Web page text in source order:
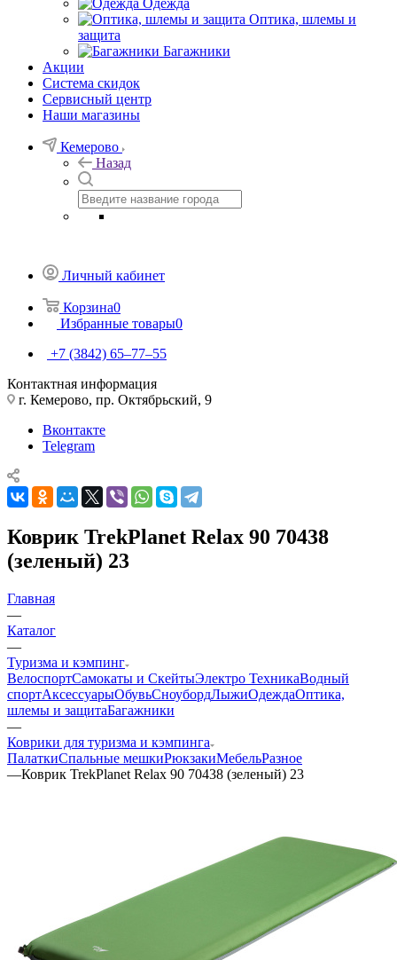
Одежда
Оптика, шлемы и
защита
Багажники
Акции
Система скидок
Сервисный центр
Наши магазины
Кемерово
Назад
Личный кабинет
Корзина0
Избранные товары0
+7 (3842) 65–77–55
Контактная информация
г. Кемерово, пр. Октябрьский, 9
Вконтакте
Telegram
Коврик TrekPlanet Relax 90 70438
(зеленый) 23
Главная
—
Каталог
—
Туризма и кэмпинг
ВелоспортСамокаты и СкейтыЭлектро ТехникаВодный
спортАксессуарыОбувьСноубордЛыжиОдеждаОптика,
шлемы и защитаБагажники
—
Коврики для туризма и кэмпинга
ПалаткиСпальные мешкиРюкзакиМебельРазное
—Коврик TrekPlanet Relax 90 70438 (зеленый) 23